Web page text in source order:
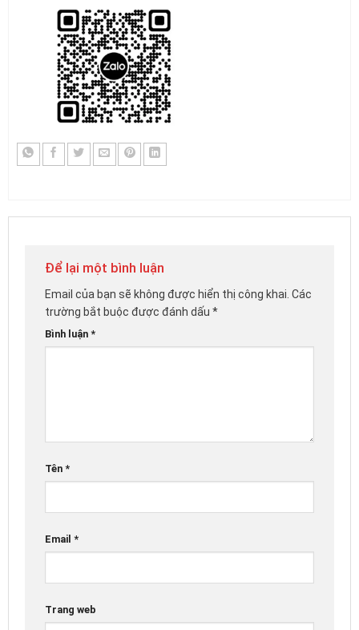
Để lại một bình luận
Email của bạn sẽ không được hiển thị công khai. Các
trường bắt buộc được đánh dấu *
Bình luận *
Tên *
Email *
Trang web